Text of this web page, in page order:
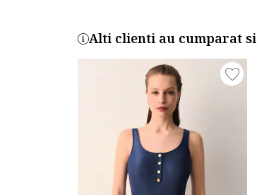
Alti clienti au cumparat si